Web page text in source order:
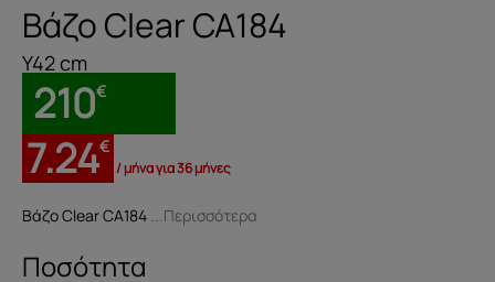
Βάζο Clear CA184
Y42 cm
210€
7.24€
/ μήνα για 36 μήνες
Βάζο Clear CA184 ...Περισσότερα
Βάζο